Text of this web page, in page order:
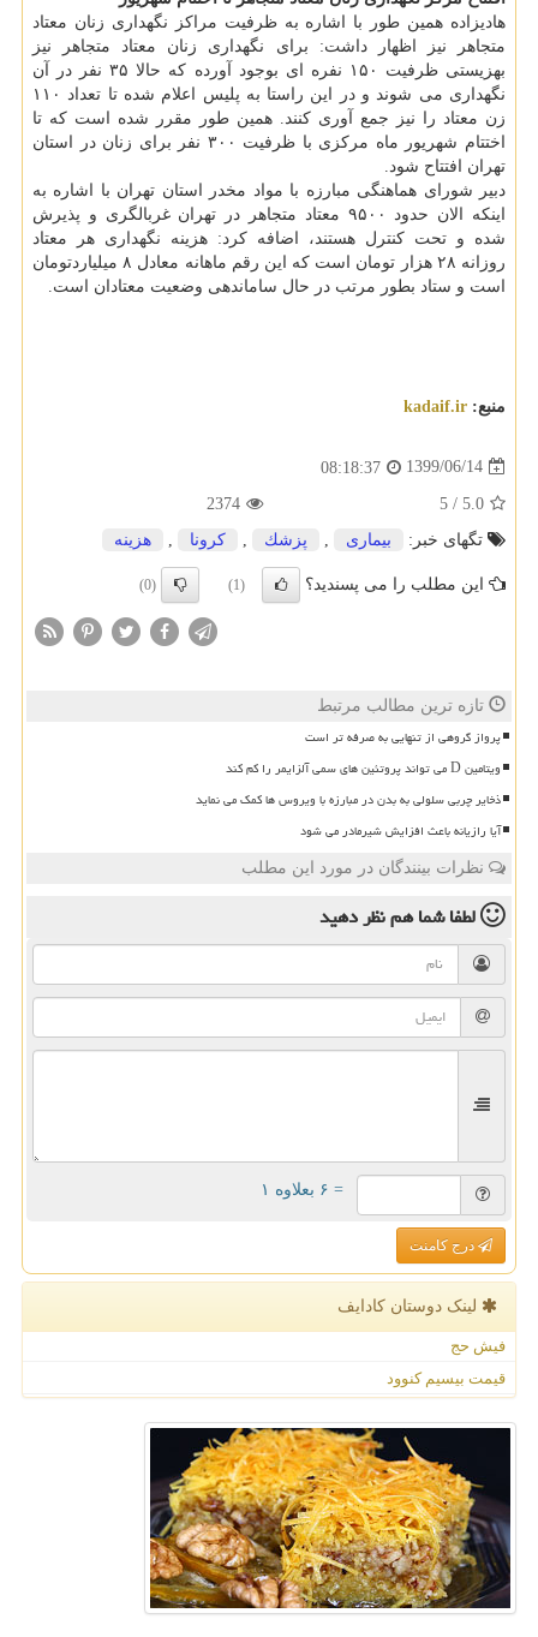
هادیزاده همین طور با اشاره به ظرفیت مراکز نگهداری زنان معتاد
متجاهر نیز اظهار داشت: برای نگهداری زنان معتاد متجاهر نیز
بهزیستی ظرفیت ۱۵۰ نفره ای بوجود آورده که حالا ۳۵ نفر در آن
نگهداری می شوند و در این راستا به پلیس اعلام شده تا تعداد ۱۱۰
زن معتاد را نیز جمع آوری کنند. همین طور مقرر شده است که تا
اختتام شهریور ماه مرکزی با ظرفیت ۳۰۰ نفر برای زنان در استان
تهران افتتاح شود.
دبیر شورای هماهنگی مبارزه با مواد مخدر استان تهران با اشاره به
اینکه الان حدود ۹۵۰۰ معتاد متجاهر در تهران غربالگری و پذیرش
شده و تحت کنترل هستند، اضافه کرد: هزینه نگهداری هر معتاد
روزانه ۲۸ هزار تومان است که این رقم ماهانه معادل ۸ میلیاردتومان
است و ستاد بطور مرتب در حال ساماندهی وضعیت معتادان است.
منبع: kadaif.ir
1399/06/14
08:18:37
5.0
/
5
2374
تگهای خبر:
بیماری پزشك كرونا هزینه
این مطلب را می پسندید؟ (1)
(0)
تازه ترین مطالب مرتبط
پرواز گروهی از تنهایی به صرفه تر است
ویتامین D می تواند پروتئین های سمی آلزایمر را کم کند
ذخایر چربی سلولی به بدن در مبارزه با ویروس ها کمک می نماید
آیا رازیانه باعث افزایش شیرمادر می شود
نظرات بینندگان در مورد این مطلب
لطفا شما همنظر دهید
= ۶ بعلاوه ۱
درج کامنت
لینک دوستان كادایف
فیش حج
قیمت بیسیم کنوود